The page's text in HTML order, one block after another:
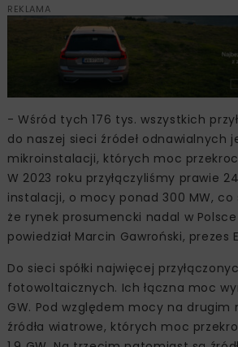
REKLAMA
- Wśród tych 176 tys. wszystkich
do naszej sieci źródeł odnawialnych
mikroinstalacji, których moc
W 2023 roku przyłączyliśmy prawie
instalacji, o mocy ponad 300 MW,
że rynek prosumencki nadal w
powiedział Marcin Gawroński, prezes
Do sieci spółki najwięcej
fotowoltaicznych. Ich łączna moc
GW. Pod względem mocy na drugim
źródła wiatrowe, których moc